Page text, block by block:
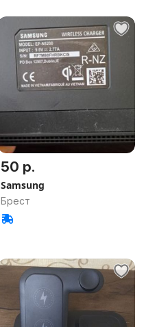
50 р.
Samsung
Брест